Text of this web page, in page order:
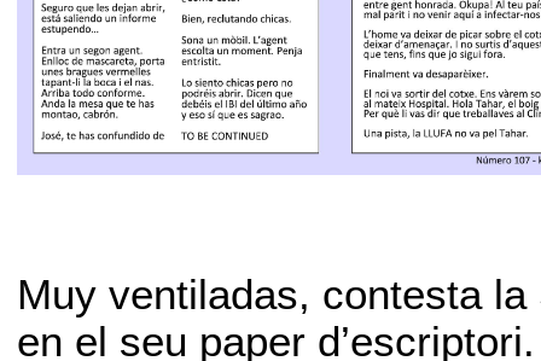
Muy ventiladas, contesta
en el seu paper d’escriptori.